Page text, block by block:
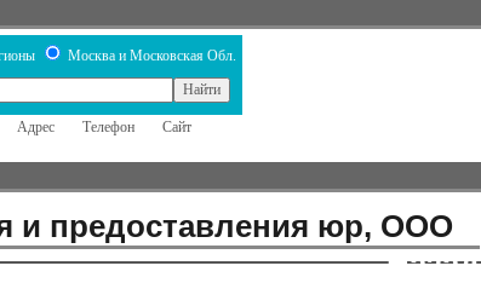
Москва и Московская Обл.
Адрес Телефон Сайт
и предоставления юр, ООО
Назад